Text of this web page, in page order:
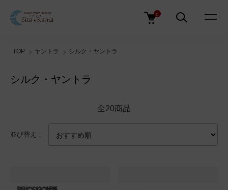
0
TOP ヤントラ シルク・ヤントラ
シルク・ヤントラ
全20商品
並び替え：